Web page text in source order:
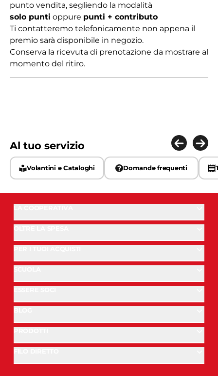
punto vendita, segliendo la modalità
solo punti oppure punti + contributo
Ti contatteremo telefonicamente non appena il
premio sarà disponibile in negozio.
Conserva la ricevuta di prenotazione da mostrare al
momento del ritiro.
Al tuo servizio
Volantini e Cataloghi Domande frequenti